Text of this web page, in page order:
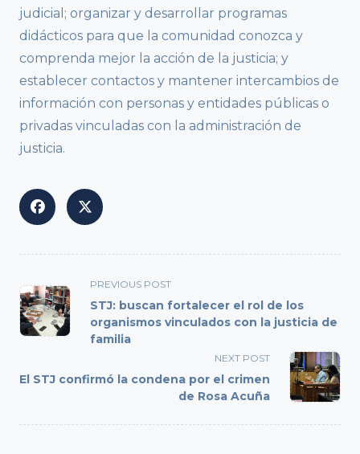
judicial; organizar y desarrollar programas
didácticos para que la comunidad conozca y
comprenda mejor la acción de la justicia; y
establecer contactos y mantener intercambios de
información con personas y entidades públicas o
privadas vinculadas con la administración de
justicia.
<span
class="nav-
subtitle
screen-
text">Page</span>
PREVIOUS POST
STJ: buscan fortalecer el rol de los
organismos vinculados con la justicia de
familia
NEXT POST
El STJ confirmó la condena por el crimen
de Rosa Acuña